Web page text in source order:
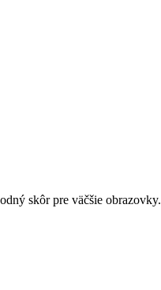
skôr pre väčšie obrazovky.